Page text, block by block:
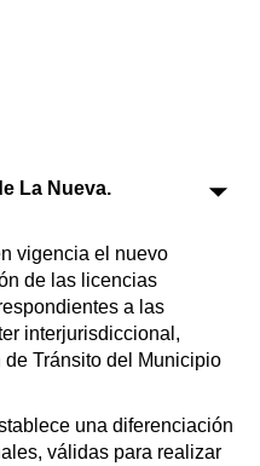
La Nueva.
vigencia el nuevo
de las licencias
a las
interjurisdiccional,
Tránsito del Municipio
una diferenciación
válidas para realizar